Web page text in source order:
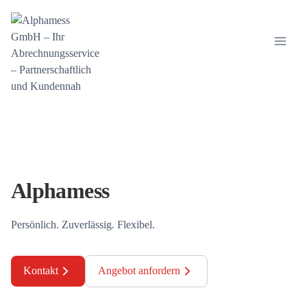
Inhalt
springen
Alphamess
Persönlich. Zuverlässig. Flexibel.
Kontakt Angebot anfordern